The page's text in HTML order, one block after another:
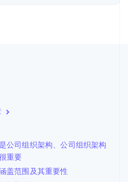
公司组织架构、公司组织架构
重要
盖范围及其重要性